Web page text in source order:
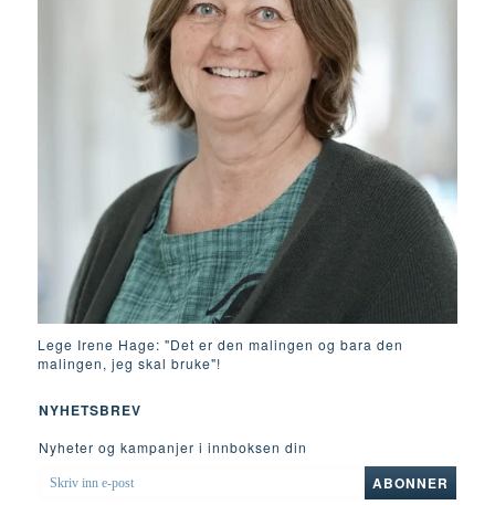
Lege Irene Hage: "Det er den malingen og bara den
malingen, jeg skal bruke"!
NYHETSBREV
Nyheter og kampanjer i innboksen din
SKRIV
INN
ABONNER